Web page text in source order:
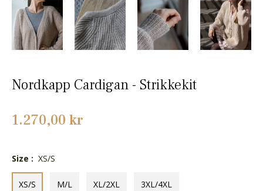
Nordkapp Cardigan - Strikkekit
Normalpris
1.270,00 kr
Size : XS/S
XS/S M/L XL/2XL 3XL/4XL